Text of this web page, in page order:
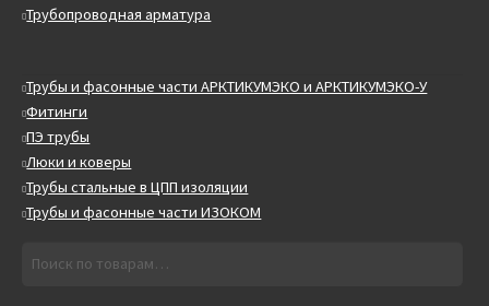
Трубопроводная арматура
Трубы и фасонные части АРКТИКУМЭКО и АРКТИКУМЭКО-У
Фитинги
ПЭ трубы
Люки и коверы
Трубы стальные в ЦПП изоляции
Трубы и фасонные части ИЗОКОМ